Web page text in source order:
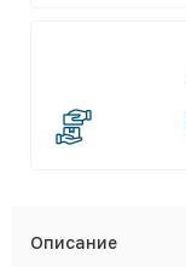
Описание